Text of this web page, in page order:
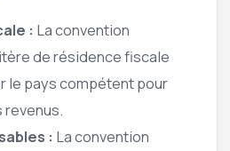
: La convention
de résidence fiscale
le pays compétent pour
: La convention